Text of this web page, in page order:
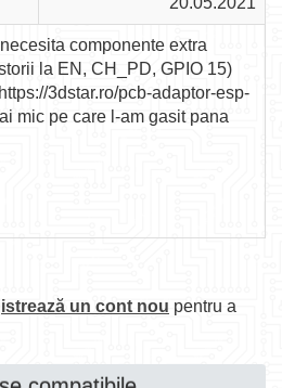
componente extra
la EN, CH_PD, GPIO 15)
3dstar.ro/pcb-adaptor-esp-
mic pe care l-am gasit pana
un cont nou pentru a